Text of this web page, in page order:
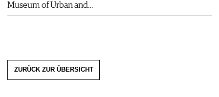
Museum of Urban and…
ZURÜCK ZUR ÜBERSICHT